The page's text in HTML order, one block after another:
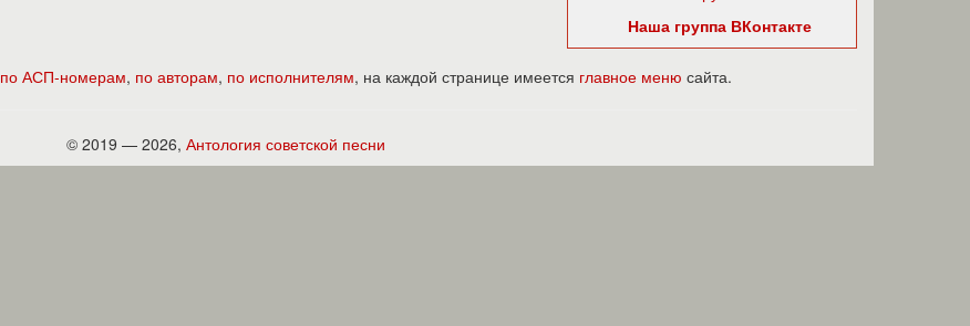
Наша группа ВКонтакте
по АСП-номерам, по авторам, по исполнителям, на каждой странице имеется главное меню сайта.
© 2019 — 2026, Антология советской песни